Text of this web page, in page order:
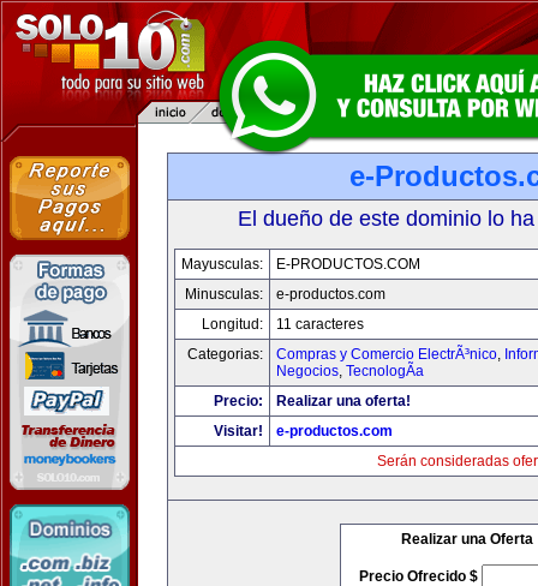
e-
El dueño de este dominio lo
Mayusculas:
E-PRODUCTOS.COM
Minusculas:
e-productos.com
Longitud:
11 caracteres
Categorias:
Compras y Comercio ElectrÃ³nico,
Negocios, TecnologÃ­a
Precio:
Realizar una oferta!
Visitar!
e-productos.com
Serán consideradas
Realizar una Oferta
Precio Ofrecido $